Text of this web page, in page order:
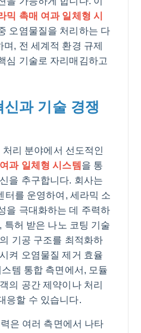
믹 촉매 여과 일체형 시
오염물질을 처리하는 다
, 전 세계적 환경 규제
심 기술로 자리매김하고
과 기술 경쟁
리 분야에서 선도적인
과 일체형 시스템 을 통
을 추구합니다. 회사는
터를 운영하여, 세라믹 소
을 극대화하는 데 주력하
특허 받은 나노 코팅 기술
기공 구조를 최적화하
켜 오염물질 제거 효율
템 통합 측면에서, 모듈
의 공간 제약이나 처리
응할 수 있습니다.
은 여러 측면에서 나타